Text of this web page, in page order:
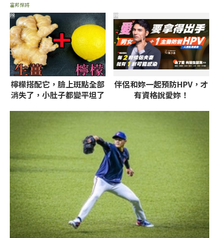
富邦悍將
檸檬搭配它，臉上斑點全部
消失了，小肚子都變平坦了
PR
伴侶和妳一起預防HPV，才
有資格說愛妳！
PR